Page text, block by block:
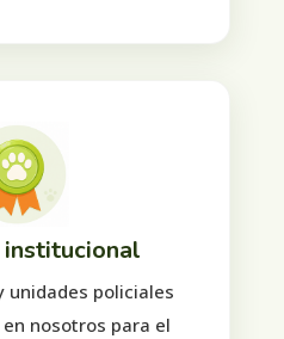
institucional
unidades policiales
nosotros para el